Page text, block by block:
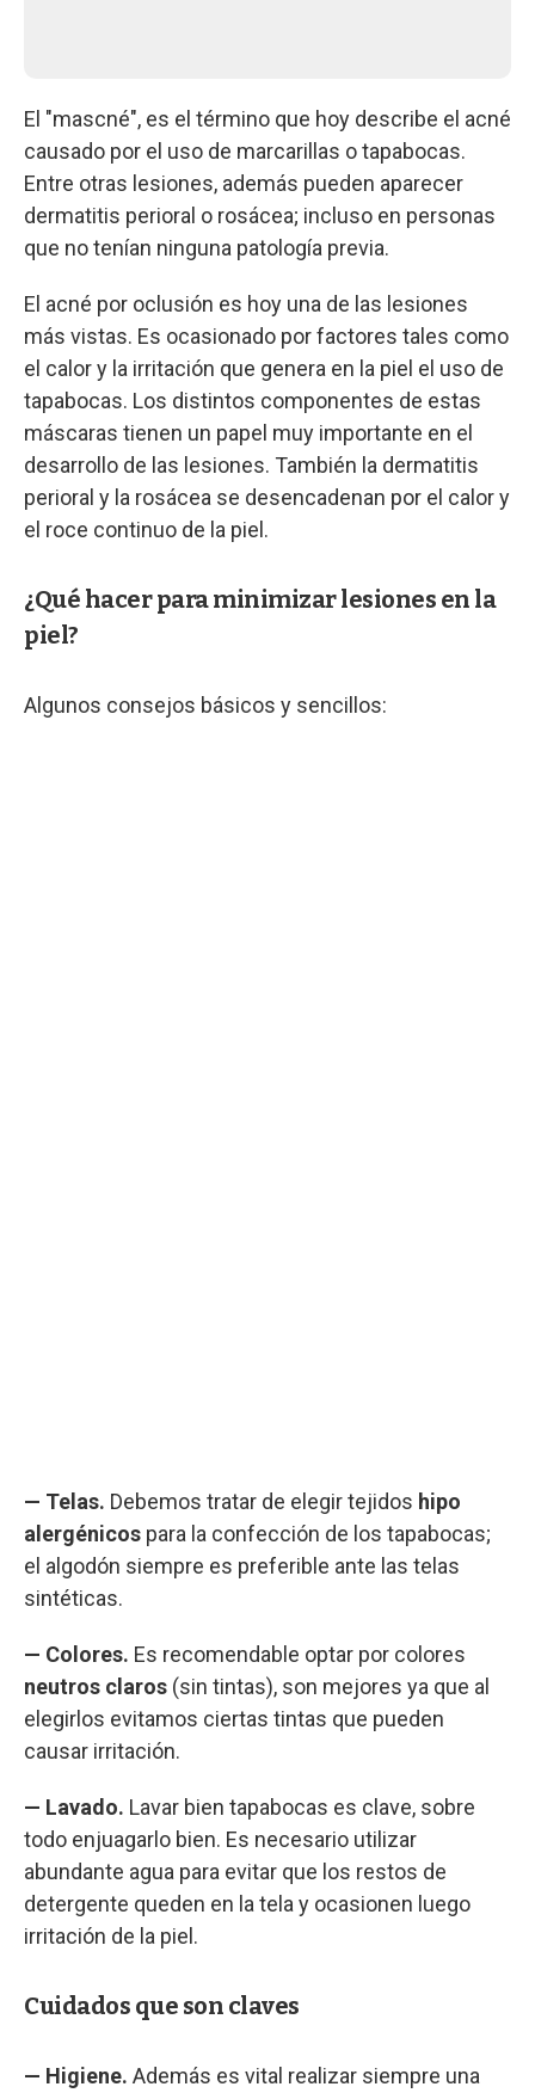
El "mascné", es el término que hoy describe el acné
causado por el uso de marcarillas o tapabocas.
Entre otras lesiones, además pueden aparecer
dermatitis perioral o rosácea; incluso en personas
que no tenían ninguna patología previa.
El acné por oclusión es hoy una de las lesiones
más vistas. Es ocasionado por factores tales como
el calor y la irritación que genera en la piel el uso de
tapabocas. Los distintos componentes de estas
máscaras tienen un papel muy importante en el
desarrollo de las lesiones. También la dermatitis
perioral y la rosácea se desencadenan por el calor y
el roce continuo de la piel.
¿Qué hacer para minimizar lesiones en la
piel?
Algunos consejos básicos y sencillos:
— Telas. Debemos tratar de elegir tejidos hipo
alergénicos para la confección de los tapabocas;
el algodón siempre es preferible ante las telas
sintéticas.
— Colores. Es recomendable optar por colores
neutros claros (sin tintas), son mejores ya que al
elegirlos evitamos ciertas tintas que pueden
causar irritación.
— Lavado. Lavar bien tapabocas es clave, sobre
todo enjuagarlo bien. Es necesario utilizar
abundante agua para evitar que los restos de
detergente queden en la tela y ocasionen luego
irritación de la piel.
Cuidados que son claves
— Higiene. Además es vital realizar siempre una